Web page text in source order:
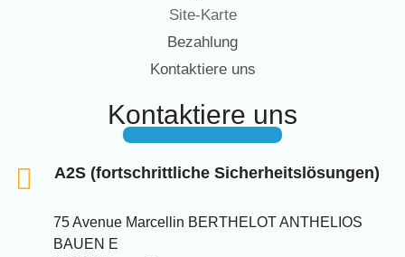
Site-Karte
Bezahlung
Kontaktiere uns
Kontaktiere uns
A2S (fortschrittliche Sicherheitslösungen)
75 Avenue Marcellin BERTHELOT ANTHELIOS
BAUEN E